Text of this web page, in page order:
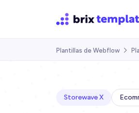
Plantillas de Webflow 
Storewave X